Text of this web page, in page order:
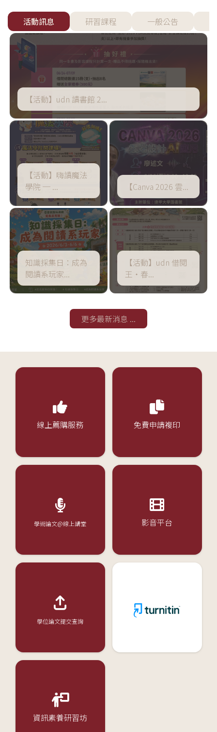
活動訊息 研習課程 一般公告
【活動】udn 讀書館 2...
【活動】嗨讀魔法
學院 ─ ... 【Canva 2026 雲...
知識採集日：成為
閱讀系玩家...
【活動】udn 借閱
王‧春...
更多最新消息 ...
線上薦購服務 免費申請複印
學術論文@線上講堂 影音平台
學位論文提交查詢
資訊素養研習坊